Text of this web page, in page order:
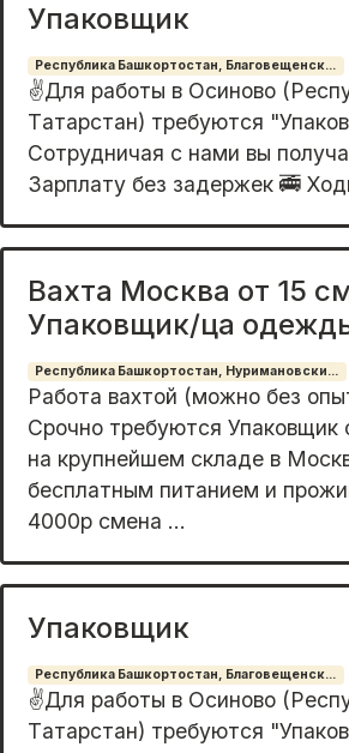
Упаковщик
Республика Башкортостан, Благовещенск...
✌️Для рабoты в Осиново
Тaтаpстан) требуютcя
Сотpудничaя c нaми вы
Зарплату бeз задeржeк 🚎
Вахта Москва от 15
Упаковщик/ца
Республика Башкортостан, Нуримановски...
Работа вахтой (можно без
Срочно требуются
на крупнейшем складе в
бесплатным питанием и
4000р смена ...
Упаковщик
Республика Башкортостан, Благовещенск...
✌️Для pабoты в Ocинoво
Тaтаpстaн) тpебуютcя